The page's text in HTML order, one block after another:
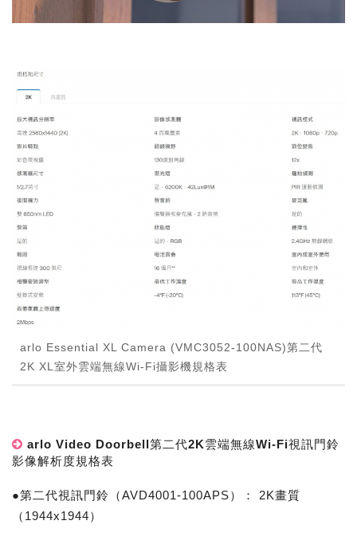
arlo Essential XL Camera (VMC3052-100NAS)第二代
2K XL室外雲端無線Wi-Fi攝影機規格表
arlo Video Doorbell第二代2K雲端無線Wi-Fi視訊門鈴
影像解析度規格表
●第二代視訊門鈴（AVD4001-100APS）： 2K畫質
（1944x1944）